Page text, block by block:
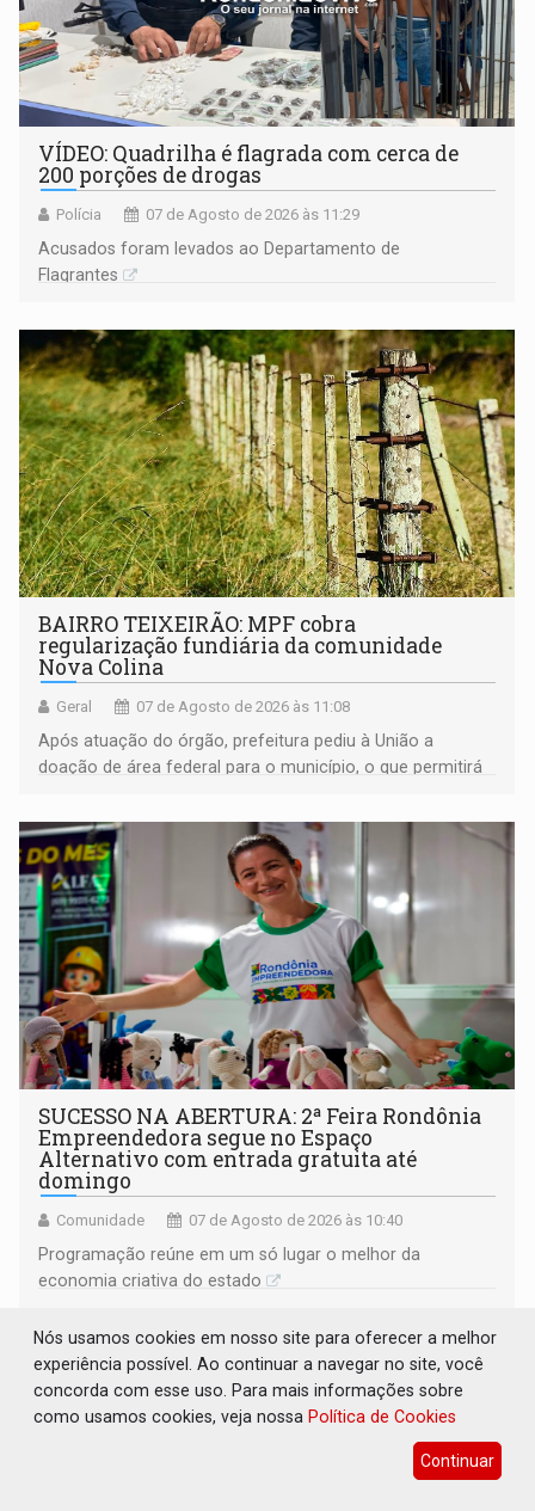
VÍDEO: Quadrilha é flagrada com cerca de
200 porções de drogas
Polícia 07 de Agosto de 2026 às 11:29
Acusados foram levados ao Departamento de
Flagrantes
BAIRRO TEIXEIRÃO: MPF cobra
regularização fundiária da comunidade
Nova Colina
Geral 07 de Agosto de 2026 às 11:08
Após atuação do órgão, prefeitura pediu à União a
doação de área federal para o município, o que permitirá
SUCESSO NA ABERTURA: 2ª Feira Rondônia
Empreendedora segue no Espaço
Alternativo com entrada gratuita até
domingo
Comunidade 07 de Agosto de 2026 às 10:40
Programação reúne em um só lugar o melhor da
economia criativa do estado
Nós usamos cookies em nosso site para oferecer a melhor
experiência possível. Ao continuar a navegar no site, você
concorda com esse uso. Para mais informações sobre
como usamos cookies, veja nossa Política de Cookies
Continuar